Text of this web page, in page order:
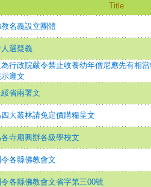
Title
名義設立團體
選疑義
行政院嚴令禁止收養幼年僧尼應先有相
遵文
省兩署文
大叢林請免定價購糧呈文
寺廟興辦各級學校文
各縣佛教會文
各縣佛教會文省字第三00號